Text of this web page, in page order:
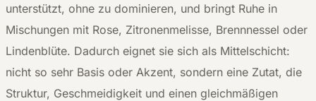
unterstützt, ohne zu dominieren, und bringt Ruhe in
Mischungen mit Rose, Zitronenmelisse, Brennnessel oder
Lindenblüte. Dadurch eignet sie sich als Mittelschicht:
nicht so sehr Basis oder Akzent, sondern eine Zutat, die
Struktur, Geschmeidigkeit und einen gleichmäßigen